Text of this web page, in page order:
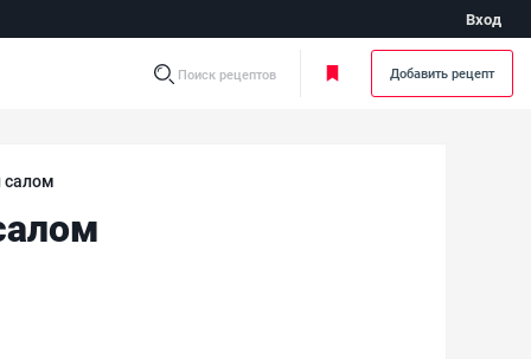
Вход
Поиск рецептов Добавить рецепт
салом